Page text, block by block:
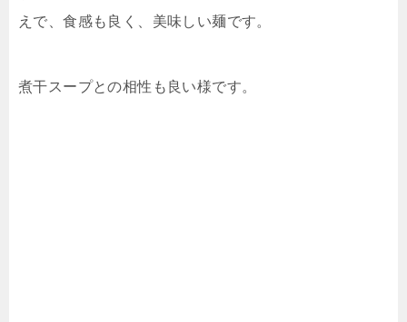
えで、食感も良く、美味しい麺です。
煮干スープとの相性も良い様です。